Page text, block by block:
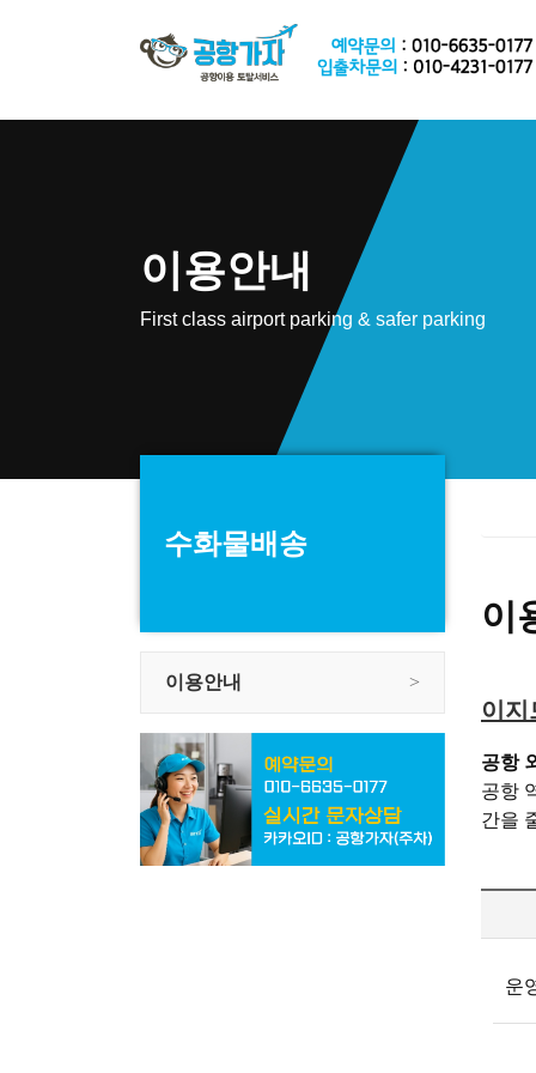
이용안내
First class airport parking & safer parking
수화물배송
이용안내
이
이
공항
공항
간을
운